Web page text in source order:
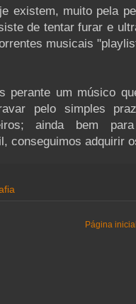
existem, muito pela
de tentar furar e
musicais
perante um músico
pelo simples
ainda bem
conseguimos adquirir
Página